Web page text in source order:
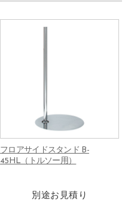
フロアサイドスタンド B-
45HL（トルソー用）
別途お見積り